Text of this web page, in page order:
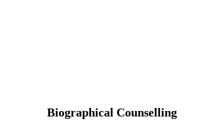
Biographical Counselling